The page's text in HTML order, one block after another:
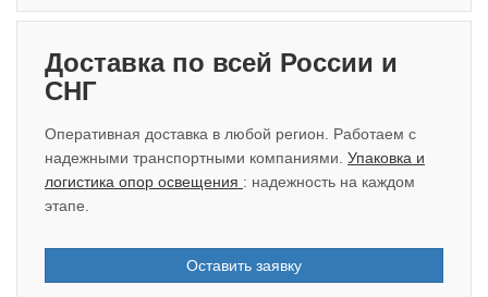
Доставка по всей России и
СНГ
Оперативная доставка в любой регион. Работаем с
надежными транспортными компаниями. Упаковка и
логистика опор освещения : надежность на каждом
этапе.
Оставить заявку